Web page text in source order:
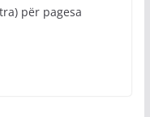
për pagesa